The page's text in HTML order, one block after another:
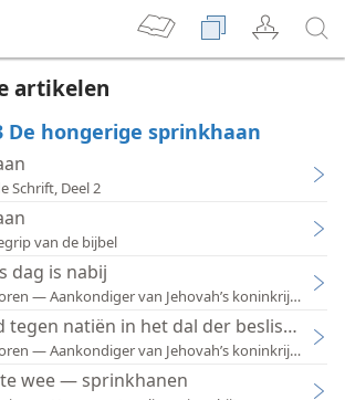
artikelen
De hongerige sprinkhaan
Schrift, Deel 2
van de bijbel
dag is nabij
— Aankondiger van Jehovah’s koninkrijk 1998
tegen natiën in het dal der beslissing
— Aankondiger van Jehovah’s koninkrijk 1962
wee — sprinkhanen